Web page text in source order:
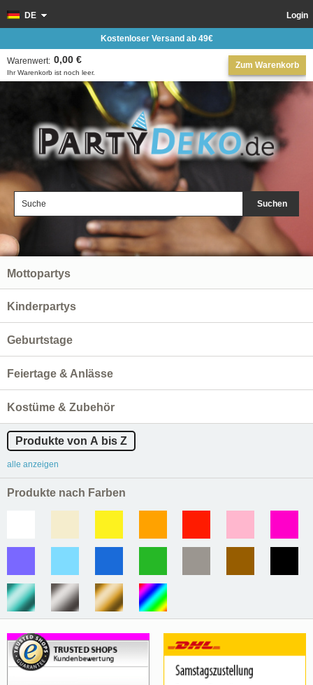
Suchen
Login
DE
Zum Warenkorb
Ihr Warenkorb ist noch leer.
Warenwert: 0,00 €
Kostenloser Versand ab 49€
Mottopartys
Kinderpartys
Geburtstage
Feiertage & Anlässe
Kostüme & Zubehör
Produkte von A bis Z
alle anzeigen
Produkte nach Farben